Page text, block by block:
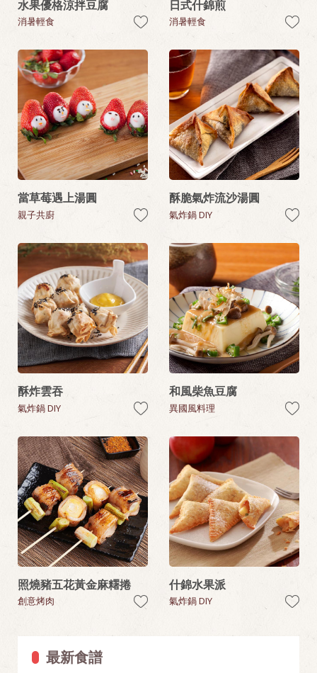
水果優格涼拌豆腐
消暑輕食
日式什錦煎
消暑輕食
當草莓遇上湯圓
親子共廚
酥脆氣炸流沙湯圓
氣炸鍋 DIY
酥炸雲吞
氣炸鍋 DIY
和風柴魚豆腐
異國風料理
照燒豬五花黃金麻糬捲
創意烤肉
什錦水果派
氣炸鍋 DIY
最新食譜